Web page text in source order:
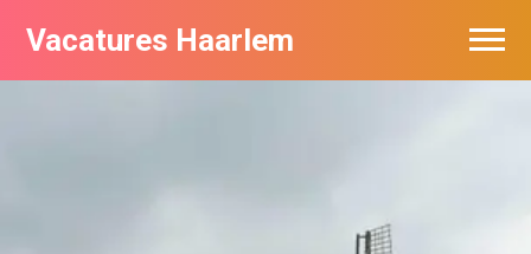
Vacatures Haarlem
Vacatures per bedrijf in Haarlem